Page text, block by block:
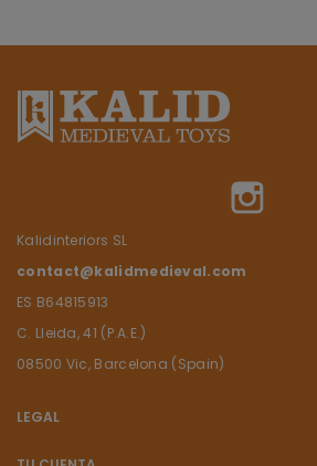
Kalidinteriors SL
contact@kalidmedieval.com
ES B64815913
C. Lleida, 41 (P.A.E.)
08500 Vic, Barcelona (Spain)
LEGAL